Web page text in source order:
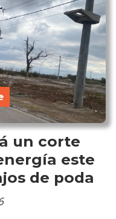
un corte
este
de poda